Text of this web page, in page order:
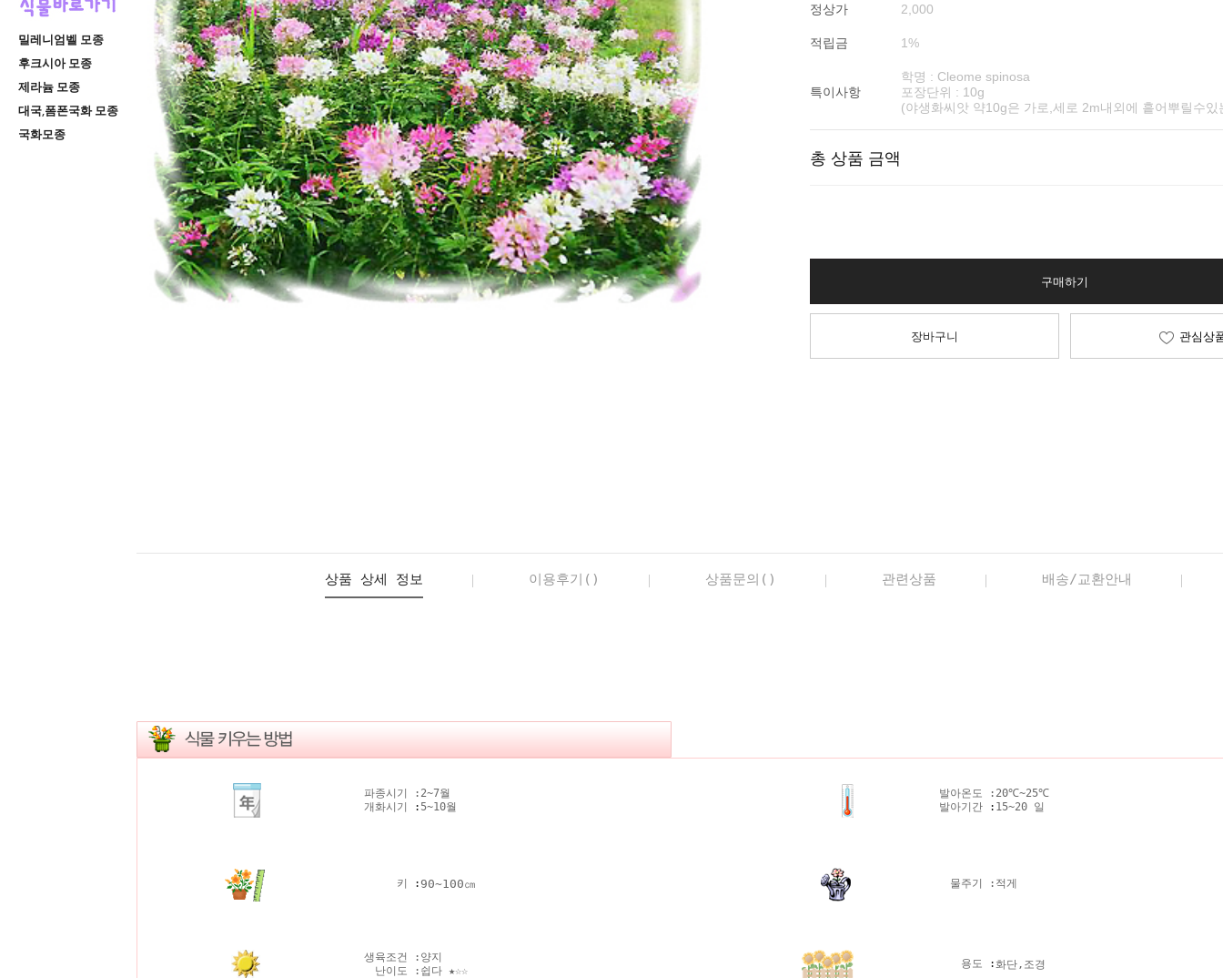
밀레니엄벨 모종
후크시아 모종
제라늄 모종
대국,폼폰국화 모종
국화모종
정상가 2,000
적립금 1%
특이사항
학명 : Cleome spinosa
포장단위 : 10g
(야생화씨앗 약10g은 가로,세로 2m내외에 흩어뿌릴수있
총 상품 금액
구매하기
장바구니 관심상
상품 상세 정보 이용후기() 상품문의() 관련상품 배송/교환안내
파종시기 :
개화시기
:
2~7월
5~10월
발아온도 :
발아기간
:
20℃~25℃
15~20 일
키 : 90~100㎝ 물주기 : 적게
생육조건 :
난이도 :
양지
쉽다 ★☆☆
용도 :화단,조경